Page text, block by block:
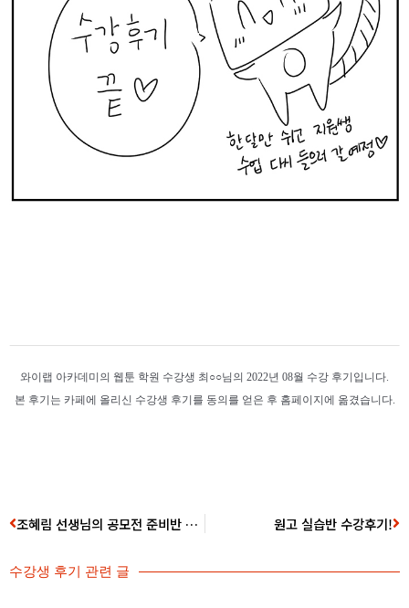
와이랩 아카데미의 웹툰 학원 수강생 최○○님의 2022년 08월 수강 후기입니다.
본 후기는 카페에 올리신 수강생 후기를 동의를 얻은 후 홈페이지에 옮겼습니다.
조혜림 선생님의 공모전 준비반 후기 원고 실습반 수강후기!
수강생 후기 관련 글